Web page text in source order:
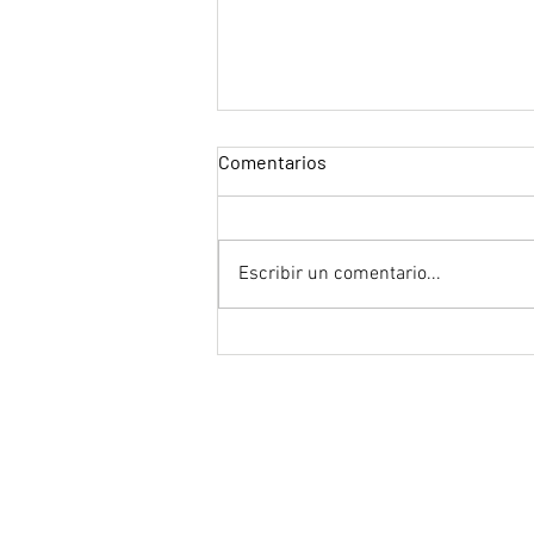
"Tron"
Comentarios
Escribir un comentario...